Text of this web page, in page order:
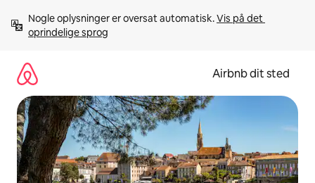
videre
Nogle oplysninger er oversat automatisk. Vis på det
oprindelige sprog
Airbnb dit sted